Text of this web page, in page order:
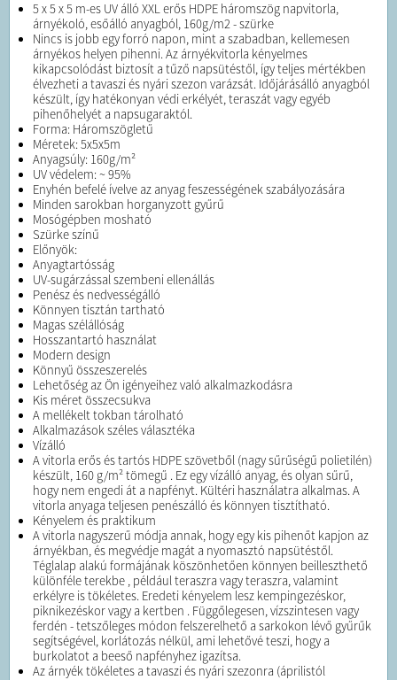
5 x 5 x 5 m-es UV álló XXL erős HDPE háromszög napvitorla,
árnyékoló, esőálló anyagból, 160g/m2 - szürke
Nincs is jobb egy forró napon, mint a szabadban, kellemesen
árnyékos helyen pihenni. Az árnyékvitorla kényelmes
kikapcsolódást biztosít a tűző napsütéstől, így teljes mértékben
élvezheti a tavaszi és nyári szezon varázsát. Időjárásálló anyagból
készült, így hatékonyan védi erkélyét, teraszát vagy egyéb
pihenőhelyét a napsugaraktól.
Forma: Háromszögletű
Méretek: 5x5x5m
Anyagsúly: 160g/m²
UV védelem: ~ 95%
Enyhén befelé ívelve az anyag feszességének szabályozására
Minden sarokban horganyzott gyűrű
Mosógépben mosható
Szürke színű
Előnyök:
Anyagtartósság
UV-sugárzással szembeni ellenállás
Penész és nedvességálló
Könnyen tisztán tartható
Magas szélállóság
Hosszantartó használat
Modern design
Könnyű összeszerelés
Lehetőség az Ön igényeihez való alkalmazkodásra
Kis méret összecsukva
A mellékelt tokban tárolható
Alkalmazások széles választéka
Vízálló
A vitorla erős és tartós HDPE szövetből (nagy sűrűségű polietilén)
készült, 160 g/m² tömegű . Ez egy vízálló anyag, és olyan sűrű,
hogy nem engedi át a napfényt. Kültéri használatra alkalmas. A
vitorla anyaga teljesen penészálló és könnyen tisztítható.
Kényelem és praktikum
A vitorla nagyszerű módja annak, hogy egy kis pihenőt kapjon az
árnyékban, és megvédje magát a nyomasztó napsütéstől.
Téglalap alakú formájának köszönhetően könnyen beilleszthető
különféle terekbe , például teraszra vagy teraszra, valamint
erkélyre is tökéletes. Eredeti kényelem lesz kempingezéskor,
piknikezéskor vagy a kertben . Függőlegesen, vízszintesen vagy
ferdén - tetszőleges módon felszerelhető a sarkokon lévő gyűrűk
segítségével, korlátozás nélkül, ami lehetővé teszi, hogy a
burkolatot a beeső napfényhez igazítsa.
Az árnyék tökéletes a tavaszi és nyári szezonra (áprilistól